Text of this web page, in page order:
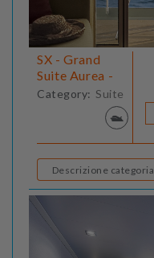
SX - Grand
Suite Aurea -
Category: Suite
Descrizione categoria